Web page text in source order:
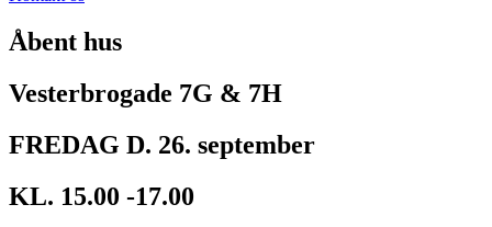
Åbent hus
Vesterbrogade 7G & 7H
FREDAG D. 26. september
KL. 15.00 -17.00